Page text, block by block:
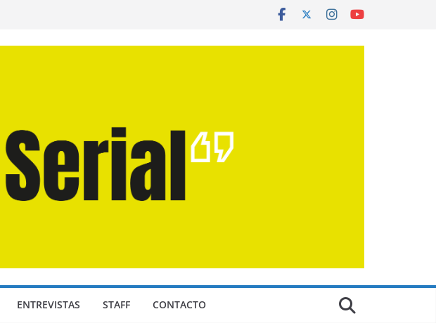
ENTREVISTAS STAFF CONTACTO